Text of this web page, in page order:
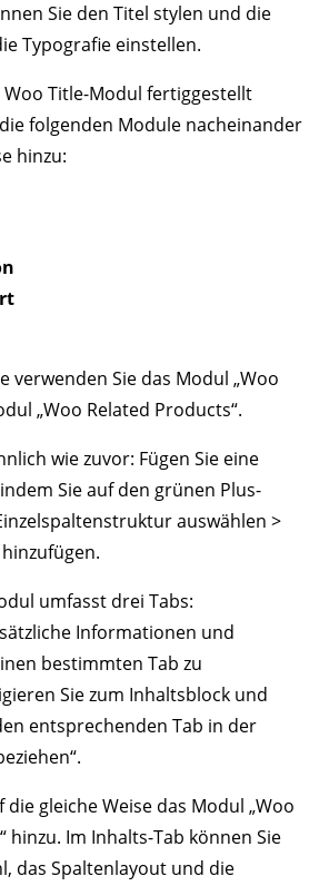
Sie den Titel stylen und die
Typografie einstellen.
Woo Title-Modul fertiggestellt
folgenden Module nacheinander
hinzu:
verwenden Sie das Modul „Woo
„Woo Related Products“.
wie zuvor: Fügen Sie eine
Sie auf den grünen Plus-
auswählen >
umfasst drei Tabs:
Informationen und
bestimmten Tab zu
Sie zum Inhaltsblock und
entsprechenden Tab in der
die gleiche Weise das Modul „Woo
hinzu. Im Inhalts-Tab können Sie
das Spaltenlayout und die